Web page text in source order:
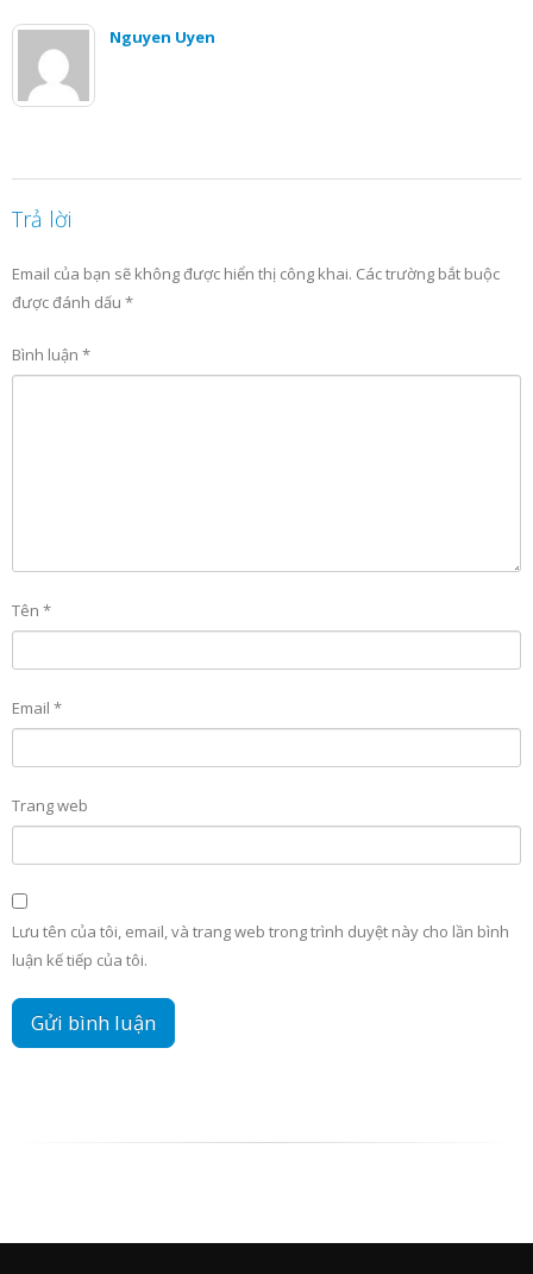
Nguyen Uyen
Trả lời
Email của bạn sẽ không được hiển thị công khai. Các trường bắt buộc
được đánh dấu *
Bình luận *
Tên *
Email *
Trang web
Lưu tên của tôi, email, và trang web trong trình duyệt này cho lần bình
luận kế tiếp của tôi.